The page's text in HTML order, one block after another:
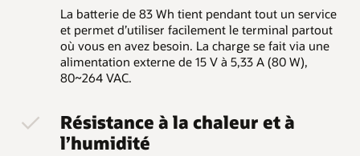
La batterie de 83 Wh tient pendant tout un service
et permet d’utiliser facilement le terminal partout
où vous en avez besoin. La charge se fait via une
alimentation externe de 15 V à 5,33 A (80 W),
80~264 VAC.
Résistance à la chaleur et à
l’humidité